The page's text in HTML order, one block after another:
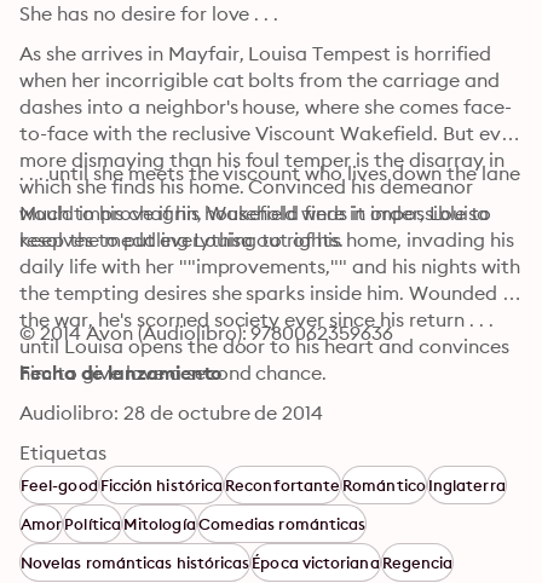
She has no desire for love . . .
As she arrives in Mayfair, Louisa Tempest is horrified
when her incorrigible cat bolts from the carriage and
dashes into a neighbor's house, where she comes face-
to-face with the reclusive Viscount Wakefield. But even
more dismaying than his foul temper is the disarray in
which she finds his home. Convinced his demeanor
would improve if his household were in order, Louisa
resolves to put everything to rights.
. . . until she meets the viscount who lives down the lane
Much to his chagrin, Wakefield finds it impossible to
keep the meddling Louisa out of his home, invading his
daily life with her ""improvements,"" and his nights with
the tempting desires she sparks inside him. Wounded in
the war, he's scorned society ever since his return . . .
until Louisa opens the door to his heart and convinces
him to give love a second chance.
© 2014 Avon (Audiolibro): 9780062359636
Fecha de lanzamiento
Audiolibro: 28 de octubre de 2014
Etiquetas
Feel-goodFicción históricaReconfortanteRománticoInglaterra
AmorPolíticaMitologíaComedias románticas
Novelas románticas históricasÉpoca victorianaRegencia